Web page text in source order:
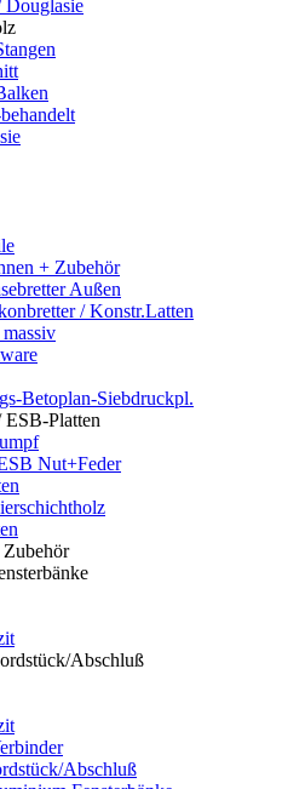
Douglasie
+ Zubehör
Außen
/ Konstr.Latten
Betoplan-Siebdruckpl.
Platten
Nut+Feder
Abschluß
Abschluß